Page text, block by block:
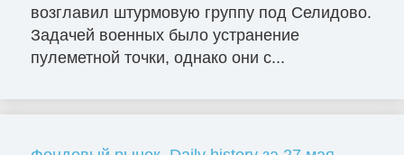
возглавил штурмовую группу под Селидово.
Задачей военных было устранение
пулеметной точки, однако они с...